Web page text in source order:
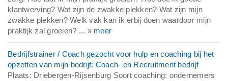
klantwerving? Wat zijn de zwakke plekken? Wat zijn mijn
zwakke plekken? Welk vak kan ik erbij doen waardoor mijn
praktijk zal groeien? ... » meer
Bedrijfstrainer / Coach gezocht voor hulp en coaching bij het
opzetten van mijn bedrijf: Coach- en Recruitment bedrijf
Plaats: Driebergen-Rijsenburg Soort coaching: ondernemers